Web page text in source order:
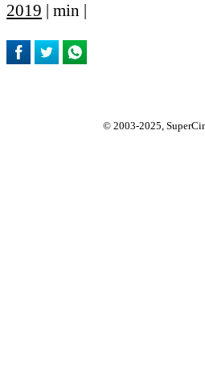
2019 | min |
© 2003-2025,